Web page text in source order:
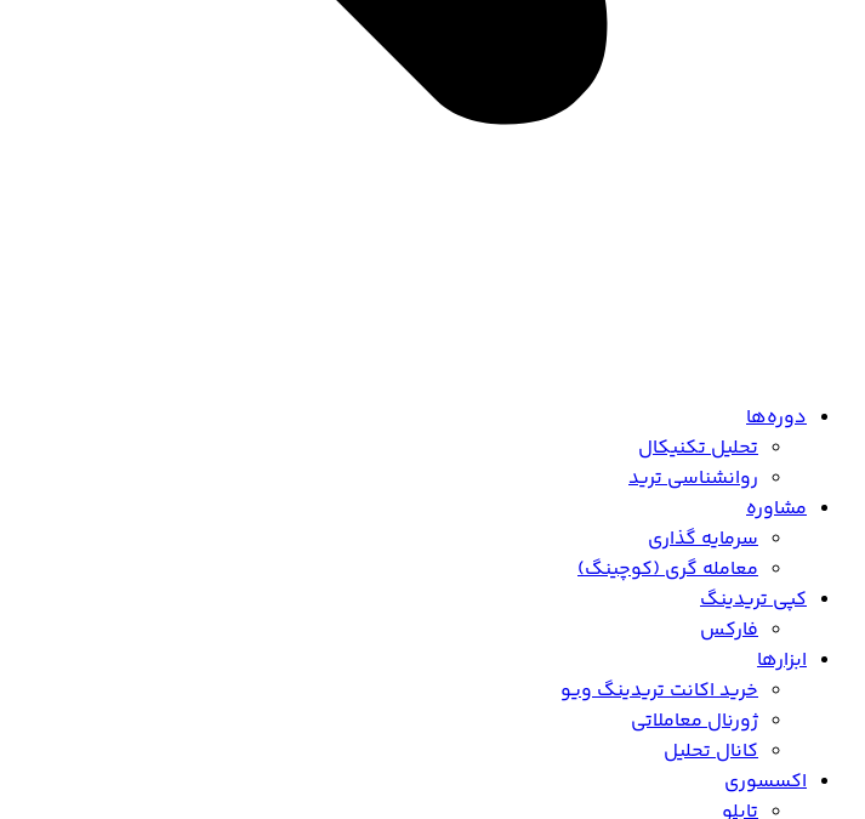
دوره‌ها
تحلیل تکنیکال
روانشناسی ترید
مشاوره
سرمایه گذاری
معامله گری (کوچینگ)
کپی تریدینگ
فارکس
ابزارها
خرید اکانت تریدینگ ویو
ژورنال معاملاتی
کانال تحلیل
اکسسوری
تابلو